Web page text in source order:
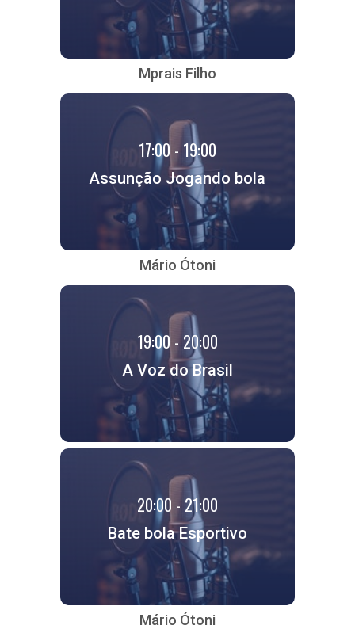
Mprais Filho
17:00 - 19:00
Assunção Jogando bola
Mário Ótoni
19:00 - 20:00
A Voz do Brasil
20:00 - 21:00
Bate bola Esportivo
Mário Ótoni